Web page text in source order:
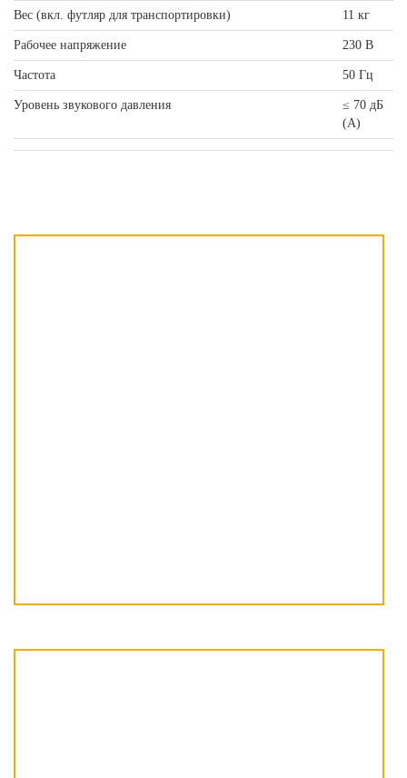
Вес (вкл. футляр для транспортировки) 11 кг
Рабочее напряжение 230 В
Частота 50 Гц
Уровень звукового давления
≤ 70 дБ
(A)